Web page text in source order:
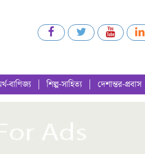
বাণিজ্য শিল্প-সাহিত্য দেশান্তর-প্রবাস